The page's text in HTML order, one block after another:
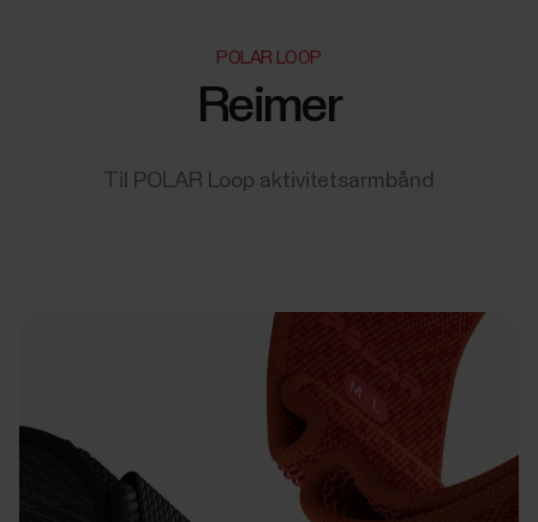
POLAR LOOP
Reimer
Til POLAR Loop aktivitetsarmbånd